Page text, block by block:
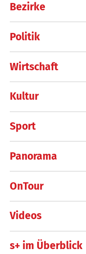
Bezirke
Politik
Wirtschaft
Kultur
Sport
Panorama
OnTour
Videos
s+ im Überblick